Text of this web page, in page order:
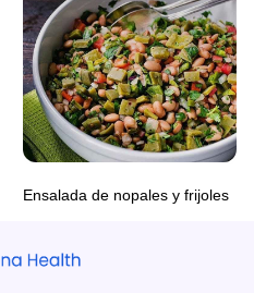
Ensalada de nopales y frijoles